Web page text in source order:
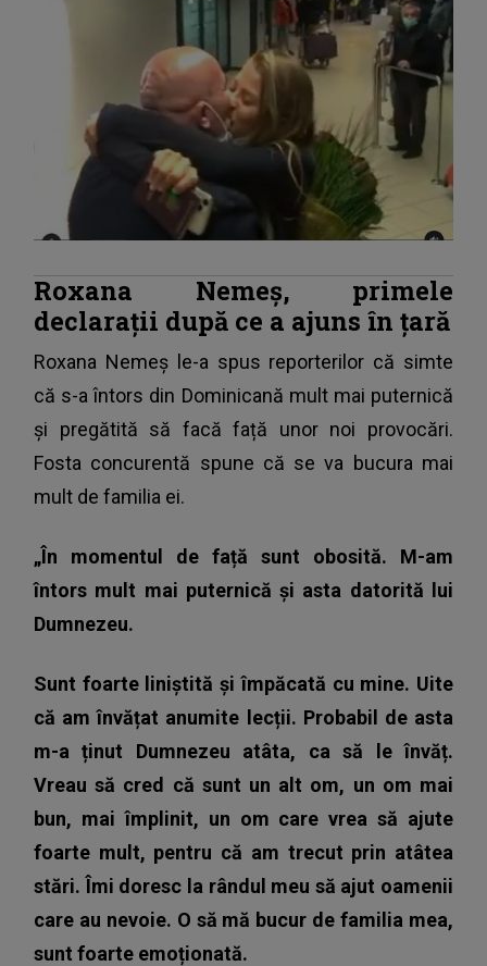
Roxana Nemeș, primele
declarații după ce a ajuns în țară
Roxana Nemeș le-a spus reporterilor că simte
că s-a întors din Dominicană mult mai puternică
și pregătită să facă față unor noi provocări.
Fosta concurentă spune că se va bucura mai
mult de familia ei.
„În momentul de față sunt obosită. M-am
întors mult mai puternică și asta datorită lui
Dumnezeu.
Sunt foarte liniștită și împăcată cu mine. Uite
că am învățat anumite lecții. Probabil de asta
m-a ținut Dumnezeu atâta, ca să le învăț.
Vreau să cred că sunt un alt om, un om mai
bun, mai împlinit, un om care vrea să ajute
foarte mult, pentru că am trecut prin atâtea
stări. Îmi doresc la rândul meu să ajut oamenii
care au nevoie. O să mă bucur de familia mea,
sunt foarte emoționată.